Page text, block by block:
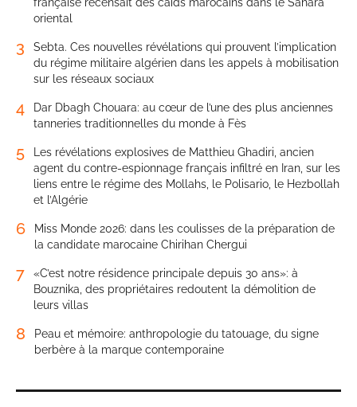
française recensait des caïds marocains dans le Sahara
oriental
3
Sebta. Ces nouvelles révélations qui prouvent l’implication
du régime militaire algérien dans les appels à mobilisation
sur les réseaux sociaux
4
Dar Dbagh Chouara: au cœur de l’une des plus anciennes
tanneries traditionnelles du monde à Fès
5
Les révélations explosives de Matthieu Ghadiri, ancien
agent du contre-espionnage français infiltré en Iran, sur les
liens entre le régime des Mollahs, le Polisario, le Hezbollah
et l’Algérie
6
Miss Monde 2026: dans les coulisses de la préparation de
la candidate marocaine Chirihan Chergui
7
«C’est notre résidence principale depuis 30 ans»: à
Bouznika, des propriétaires redoutent la démolition de
leurs villas
8
Peau et mémoire: anthropologie du tatouage, du signe
berbère à la marque contemporaine